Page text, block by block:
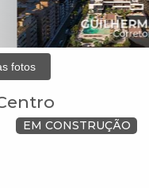
fotos
EM CONSTRUÇÃO